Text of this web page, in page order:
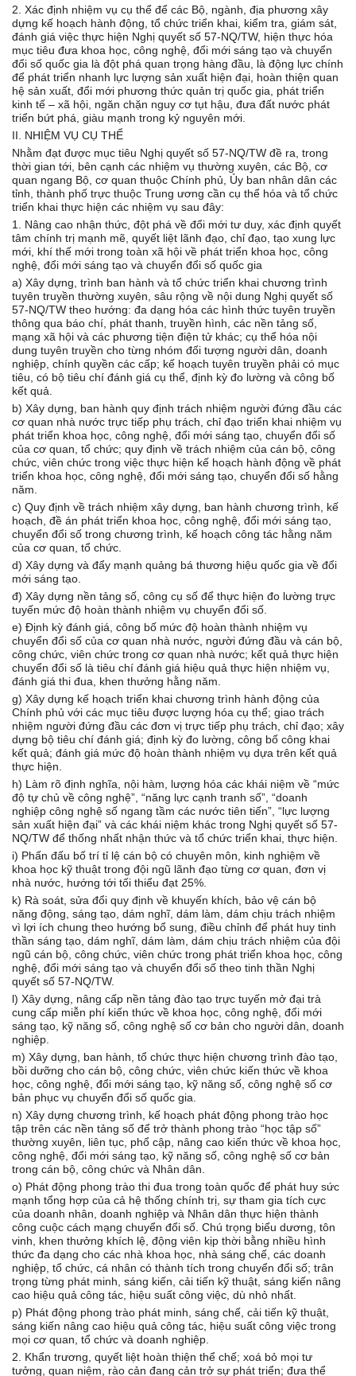
2. Xác định nhiệm vụ cụ thể để các Bộ, ngành, địa phương xây
dựng kế hoạch hành động, tổ chức triển khai, kiểm tra, giám sát,
đánh giá việc thực hiện Nghị quyết số 57-NQ/TW, hiện thực hóa
mục tiêu đưa khoa học, công nghệ, đổi mới sáng tạo và chuyển
đổi số quốc gia là đột phá quan trọng hàng đầu, là động lực chính
để phát triển nhanh lực lượng sản xuất hiện đại, hoàn thiện quan
hệ sản xuất, đổi mới phương thức quản trị quốc gia, phát triển
kinh tế – xã hội, ngăn chặn nguy cơ tụt hậu, đưa đất nước phát
triển bứt phá, giàu mạnh trong kỷ nguyên mới.
II. NHIỆM VỤ CỤ THỂ
Nhằm đạt được mục tiêu Nghị quyết số 57-NQ/TW đề ra, trong
thời gian tới, bên cạnh các nhiệm vụ thường xuyên, các Bộ, cơ
quan ngang Bộ, cơ quan thuộc Chính phủ, Ủy ban nhân dân các
tỉnh, thành phố trực thuộc Trung ương cần cụ thể hóa và tổ chức
triển khai thực hiện các nhiệm vụ sau đây:
1. Nâng cao nhận thức, đột phá về đổi mới tư duy, xác định quyết
tâm chính trị mạnh mẽ, quyết liệt lãnh đạo, chỉ đạo, tạo xung lực
mới, khí thế mới trong toàn xã hội về phát triển khoa học, công
nghệ, đổi mới sáng tạo và chuyển đổi số quốc gia
a) Xây dựng, trình ban hành và tổ chức triển khai chương trình
tuyên truyền thường xuyên, sâu rộng về nội dung Nghị quyết số
57-NQ/TW theo hướng: đa dạng hóa các hình thức tuyên truyền
thông qua báo chí, phát thanh, truyền hình, các nền tảng số,
mạng xã hội và các phương tiện điện tử khác; cụ thể hóa nội
dung tuyên truyền cho từng nhóm đối tượng người dân, doanh
nghiệp, chính quyền các cấp; kế hoạch tuyên truyền phải có mục
tiêu, có bộ tiêu chí đánh giá cụ thể, định kỳ đo lường và công bố
kết quả.
b) Xây dựng, ban hành quy định trách nhiệm người đứng đầu các
cơ quan nhà nước trực tiếp phụ trách, chỉ đạo triển khai nhiệm vụ
phát triển khoa học, công nghệ, đổi mới sáng tạo, chuyển đổi số
của cơ quan, tổ chức; quy định về trách nhiệm của cán bộ, công
chức, viên chức trong việc thực hiện kế hoạch hành động về phát
triển khoa học, công nghệ, đổi mới sáng tạo, chuyển đổi số hằng
năm.
c) Quy định về trách nhiệm xây dựng, ban hành chương trình, kế
hoạch, đề án phát triển khoa học, công nghệ, đổi mới sáng tạo,
chuyển đổi số trong chương trình, kế hoạch công tác hằng năm
của cơ quan, tổ chức.
d) Xây dựng và đẩy mạnh quảng bá thương hiệu quốc gia về đổi
mới sáng tạo.
đ) Xây dựng nền tảng số, công cụ số để thực hiện đo lường trực
tuyến mức độ hoàn thành nhiệm vụ chuyển đổi số.
e) Định kỳ đánh giá, công bố mức độ hoàn thành nhiệm vụ
chuyển đổi số của cơ quan nhà nước, người đứng đầu và cán bộ,
công chức, viên chức trong cơ quan nhà nước; kết quả thực hiện
chuyển đổi số là tiêu chí đánh giá hiệu quả thực hiện nhiệm vụ,
đánh giá thi đua, khen thưởng hằng năm.
g) Xây dựng kế hoạch triển khai chương trình hành động của
Chính phủ với các mục tiêu được lượng hóa cụ thể; giao trách
nhiệm người đứng đầu các đơn vị trực tiếp phụ trách, chỉ đạo; xây
dựng bộ tiêu chí đánh giá; định kỳ đo lường, công bố công khai
kết quả; đánh giá mức độ hoàn thành nhiệm vụ dựa trên kết quả
thực hiện.
h) Làm rõ định nghĩa, nội hàm, lượng hóa các khái niệm về “mức
độ tự chủ về công nghệ”, “năng lực cạnh tranh số”, “doanh
nghiệp công nghệ số ngang tầm các nước tiên tiến”, “lực lượng
sản xuất hiện đại” và các khái niệm khác trong Nghị quyết số 57-
NQ/TW để thống nhất nhận thức và tổ chức triển khai, thực hiện.
i) Phấn đấu bố trí tỉ lệ cán bộ có chuyên môn, kinh nghiệm về
khoa học kỹ thuật trong đội ngũ lãnh đạo từng cơ quan, đơn vị
nhà nước, hướng tới tối thiểu đạt 25%.
k) Rà soát, sửa đổi quy định về khuyến khích, bảo vệ cán bộ
năng động, sáng tạo, dám nghĩ, dám làm, dám chịu trách nhiệm
vì lợi ích chung theo hướng bổ sung, điều chỉnh để phát huy tinh
thần sáng tạo, dám nghĩ, dám làm, dám chịu trách nhiệm của đội
ngũ cán bộ, công chức, viên chức trong phát triển khoa học, công
nghệ, đổi mới sáng tạo và chuyển đổi số theo tinh thần Nghị
quyết số 57-NQ/TW.
l) Xây dựng, nâng cấp nền tảng đào tạo trực tuyến mở đại trà
cung cấp miễn phí kiến thức về khoa học, công nghệ, đổi mới
sáng tạo, kỹ năng số, công nghệ số cơ bản cho người dân, doanh
nghiệp.
m) Xây dựng, ban hành, tổ chức thực hiện chương trình đào tạo,
bồi dưỡng cho cán bộ, công chức, viên chức kiến thức về khoa
học, công nghệ, đổi mới sáng tạo, kỹ năng số, công nghệ số cơ
bản phục vụ chuyển đổi số quốc gia.
n) Xây dựng chương trình, kế hoạch phát động phong trào học
tập trên các nền tảng số để trở thành phong trào “học tập số”
thường xuyên, liên tục, phổ cập, nâng cao kiến thức về khoa học,
công nghệ, đổi mới sáng tạo, kỹ năng số, công nghệ số cơ bản
trong cán bộ, công chức và Nhân dân.
o) Phát động phong trào thi đua trong toàn quốc để phát huy sức
mạnh tổng hợp của cả hệ thống chính trị, sự tham gia tích cực
của doanh nhân, doanh nghiệp và Nhân dân thực hiện thành
công cuộc cách mạng chuyển đổi số. Chú trọng biểu dương, tôn
vinh, khen thưởng khích lệ, động viên kịp thời bằng nhiều hình
thức đa dạng cho các nhà khoa học, nhà sáng chế, các doanh
nghiệp, tổ chức, cá nhân có thành tích trong chuyển đổi số; trân
trọng từng phát minh, sáng kiến, cải tiến kỹ thuật, sáng kiến nâng
cao hiệu quả công tác, hiệu suất công việc, dù nhỏ nhất.
p) Phát động phong trào phát minh, sáng chế, cải tiến kỹ thuật,
sáng kiến nâng cao hiệu quả công tác, hiệu suất công việc trong
mọi cơ quan, tổ chức và doanh nghiệp.
2. Khẩn trương, quyết liệt hoàn thiện thể chế; xoá bỏ mọi tư
tưởng, quan niệm, rào cản đang cản trở sự phát triển; đưa thể